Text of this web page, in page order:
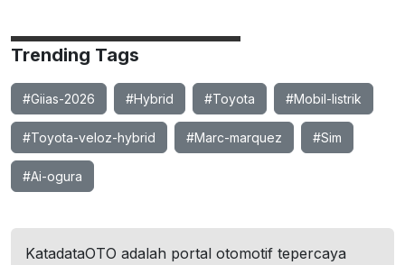
Trending Tags
#Giias-2026 #Hybrid #Toyota #Mobil-listrik
#Toyota-veloz-hybrid #Marc-marquez #Sim
#Ai-ogura
KatadataOTO adalah portal otomotif tepercaya